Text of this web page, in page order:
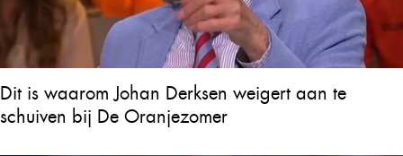
Dit is waarom Johan Derksen weigert aan te
schuiven bij De Oranjezomer